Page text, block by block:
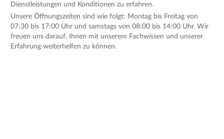
Dienstleistungen und Konditionen zu erfahren.
Unsere Öffnungszeiten sind wie folgt: Montag bis Freitag von
07:30 bis 17:00 Uhr und samstags von 08:00 bis 14:00 Uhr. Wir
freuen uns darauf, Ihnen mit unserem Fachwissen und unserer
Erfahrung weiterhelfen zu können.